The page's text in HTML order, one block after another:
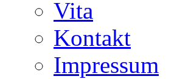
Vita
Kontakt
Impressum